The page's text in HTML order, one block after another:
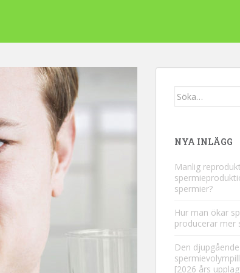
Söka
NYA INLÄGG
Manlig
spermier?
Hur man ökar
producerar mer
Den
[2026 års